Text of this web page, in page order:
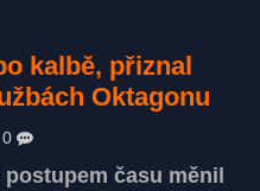
kalbě, přiznal
Oktagonu
0
času měnil